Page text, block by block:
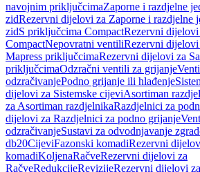
navojnim priključcimaZaporne i razdjelne
zidRezervni dijelovi za Zaporne i razdjelne
zidS priključcima CompactRezervni
CompactNepovratni ventiliRezervni
Mapress priključcimaRezervni dijelovi za
priključcimaOdzračni ventili za grijanje
odzračivanjePodno grijanje ili hlađenje
dijelovi za Sistemske cijeviAsortiman
za Asortiman razdjelnikaRazdjelnici za
dijelovi za Razdjelnici za podno grijanje
odzračivanjeSustavi za odvodnjavanje
db20CijeviFazonski komadiRezervni
komadiKoljenaRačveRezervni dijelovi za
RačveRedukcijeRevizijeRezervni dijelovi